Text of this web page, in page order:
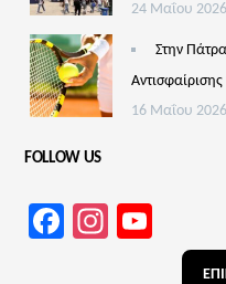
24 Μαΐου 2026
Στην
16 Μαΐου 2026
FOLLOW US
Facebook